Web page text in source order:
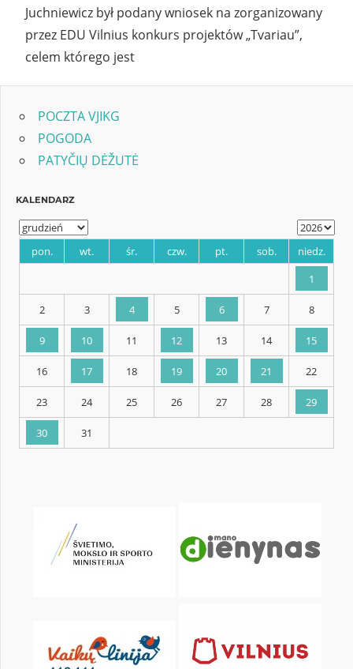
Juchniewicz był podany wniosek na zorganizowany
przez EDU Vilnius konkurs projektów „Tvariau”,
celem którego jest
POCZTA VJIKG
POGODA
PATYČIŲ DĖŽUTĖ
KALENDARZ
2 3 5 6